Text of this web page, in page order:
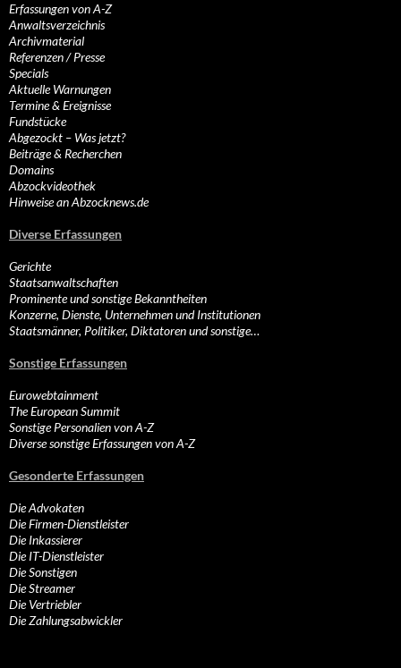
Erfassungen von A-Z
Anwaltsverzeichnis
Archivmaterial
Referenzen / Presse
Specials
Aktuelle Warnungen
Termine & Ereignisse
Fundstücke
Abgezockt – Was jetzt?
Beiträge & Recherchen
Domains
Abzockvideothek
Hinweise an Abzocknews.de
Diverse Erfassungen
Gerichte
Staatsanwaltschaften
Prominente und sonstige Bekanntheiten
Konzerne, Dienste, Unternehmen und Institutionen
Staatsmänner, Politiker, Diktatoren und sonstige…
Sonstige Erfassungen
Eurowebtainment
The European Summit
Sonstige Personalien von A-Z
Diverse sonstige Erfassungen von A-Z
Gesonderte Erfassungen
Die Advokaten
Die Firmen-Dienstleister
Die Inkassierer
Die IT-Dienstleister
Die Sonstigen
Die Streamer
Die Vertriebler
Die Zahlungsabwickler